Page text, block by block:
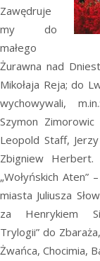
Zawędruje
my do
małego
Żurawna nad
Mikołaja Reja; do
wychowywali,
Szymon
Leopold Staff,
Zbigniew
„Wołyńskich Aten”
miasta Juliusza
za Henrykiem
Trylogii” do
Żwańca, Chocimia,